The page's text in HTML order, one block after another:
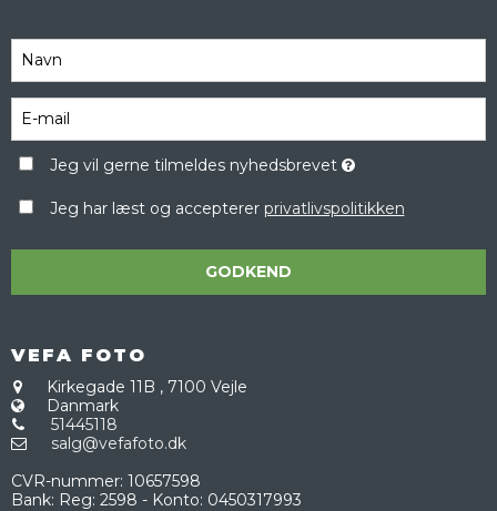
Jeg vil gerne tilmeldes nyhedsbrevet
Jeg har læst og accepterer privatlivspolitikken
GODKEND
VEFA FOTO
Kirkegade 11B , 7100 Vejle
Danmark
51445118
salg@vefafoto.dk
CVR-nummer: 10657598
Bank: Reg: 2598 - Konto: 0450317993